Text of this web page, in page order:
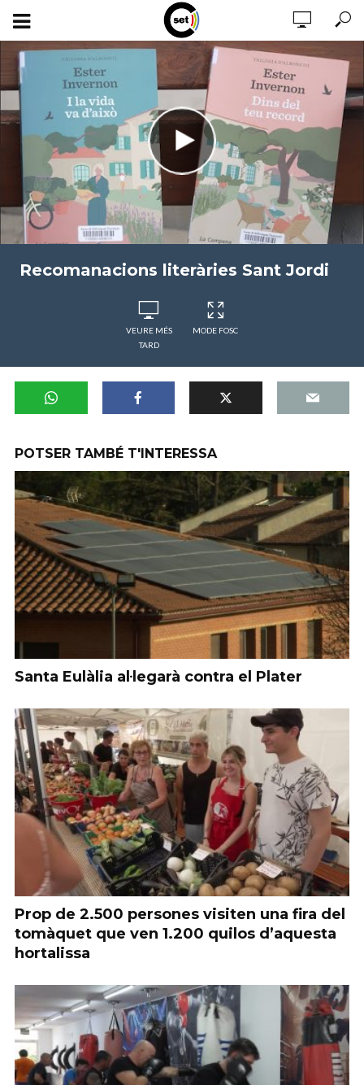
Recomanacions literàries Sant Jordi
VEURE MÉS
TARD
MODE FOSC
POTSER TAMBÉ T'INTERESSA
Santa Eulàlia al·legarà contra el Plater
Prop de 2.500 persones visiten una fira del
tomàquet que ven 1.200 quilos d’aquesta
hortalissa